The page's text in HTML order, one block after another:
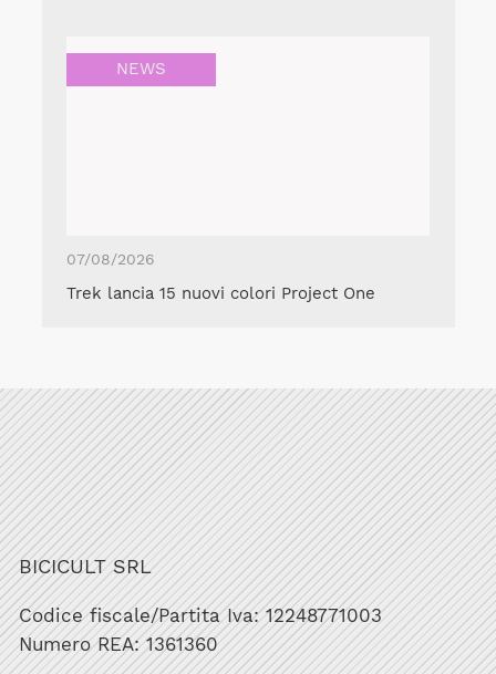
NEWS
07/08/2026
Trek lancia 15 nuovi colori Project One
BICICULT SRL
Codice fiscale/Partita Iva: 12248771003
Numero REA: 1361360